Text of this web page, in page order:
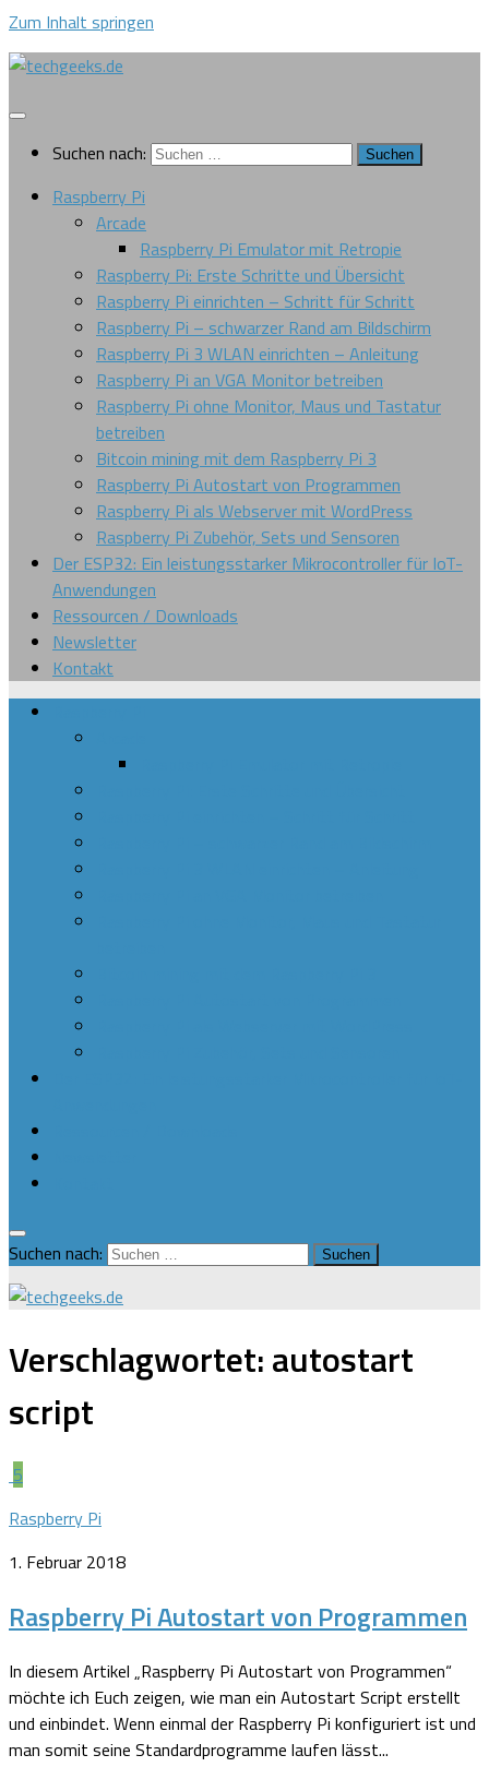
Zum Inhalt springen
Suchen nach:
Raspberry Pi
Arcade
Raspberry Pi Emulator mit Retropie
Raspberry Pi: Erste Schritte und Übersicht
Raspberry Pi einrichten – Schritt für Schritt
Raspberry Pi – schwarzer Rand am Bildschirm
Raspberry Pi 3 WLAN einrichten – Anleitung
Raspberry Pi an VGA Monitor betreiben
Raspberry Pi ohne Monitor, Maus und Tastatur
betreiben
Bitcoin mining mit dem Raspberry Pi 3
Raspberry Pi Autostart von Programmen
Raspberry Pi als Webserver mit WordPress
Raspberry Pi Zubehör, Sets und Sensoren
Der ESP32: Ein leistungsstarker Mikrocontroller für IoT-
Anwendungen
Ressourcen / Downloads
Newsletter
Kontakt
Suchen nach:
Verschlagwortet:autostart
script
5
Raspberry Pi
1. Februar 2018
Raspberry Pi Autostart von Programmen
In diesem Artikel „Raspberry Pi Autostart von Programmen“
möchte ich Euch zeigen, wie man ein Autostart Script erstellt
und einbindet. Wenn einmal der Raspberry Pi konfiguriert ist und
man somit seine Standardprogramme laufen lässt...